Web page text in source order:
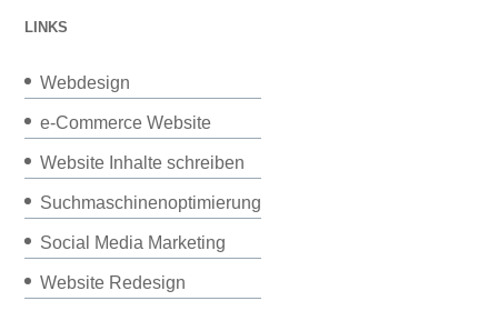
LINKS
Webdesign
e-Commerce Website
Website Inhalte schreiben
Suchmaschinenoptimierung
Social Media Marketing
Website Redesign